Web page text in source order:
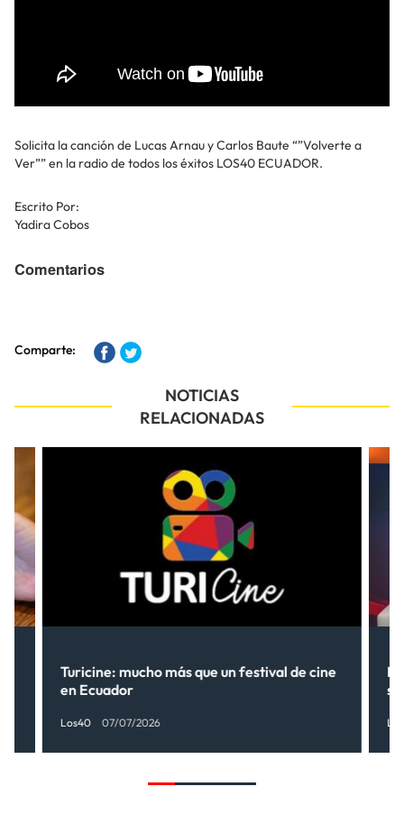
Solicita la canción de Lucas Arnau y Carlos Baute “”Volverte a
Ver”” en la radio de todos los éxitos LOS40 ECUADOR.
Escrito Por:
Yadira Cobos
Comentarios
Comparte:
NOTICIAS
RELACIONADAS
Turicine: mucho más que un festival de cine
en Ecuador
Los40 07/07/2026